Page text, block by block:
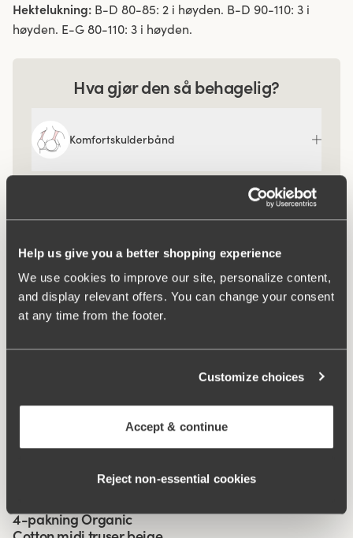
Help us give you a better shopping experience
We use cookies to improve our site, personalize content,
and display relevant offers. You can change your consent
at any time from the footer.
Customize choices
Accept & continue
Reject non‑essential cookies
Hektelukning: B-D 80-85: 2 i høyden. B-D 90-110: 3 i
høyden. E-G 80-110: 3 i høyden.
Hva gjør den så behagelig?
Komfortskulderbånd
Relaterte produkter
Recycled Comfort midi
Recycled Comfort shorty
169 NOK
Viewing image 1 of 3
4-pakning Organic